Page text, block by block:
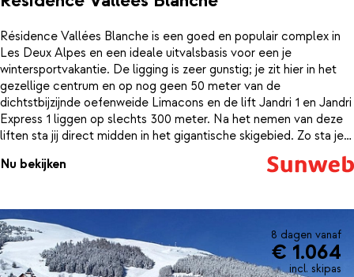
Résidence Vallées Blanche is een goed en populair complex in
Les Deux Alpes en een ideale uitvalsbasis voor een je
wintersportvakantie. De ligging is zeer gunstig; je zit hier in het
gezellige centrum en op nog geen 50 meter van de
dichtstbijzijnde oefenweide Limacons en de lift Jandri 1 en Jandri
Express 1 liggen op slechts 300 meter. Na het nemen van deze
liften sta jij direct midden in het gigantische skigebied. Zo sta je
's ochtends dus zo op de lange latten. De studio's zijn eenvoudig,
maar netjes ingericht en sommige zijn ook voorzien van een
Nu bekijken
8 dagen vanaf
€ 1.064
incl. skipas